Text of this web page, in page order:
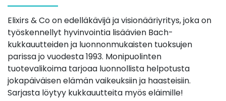
Elixirs & Co on edelläkävijä ja visionääriyritys, joka on
työskennellyt hyvinvointia lisäävien Bach-
kukkauutteiden ja luonnonmukaisten tuoksujen
parissa jo vuodesta 1993. Monipuolinten
tuotevalikoima tarjoaa luonnollista helpotusta
jokapäiväisen elämän vaikeuksiin ja haasteisiin.
Sarjasta löytyy kukkauutteita myös eläimille!